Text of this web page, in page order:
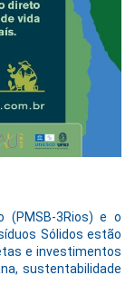
(PMSB-3Rios) e o
Sólidos estão
e investimentos
sustentabilidade